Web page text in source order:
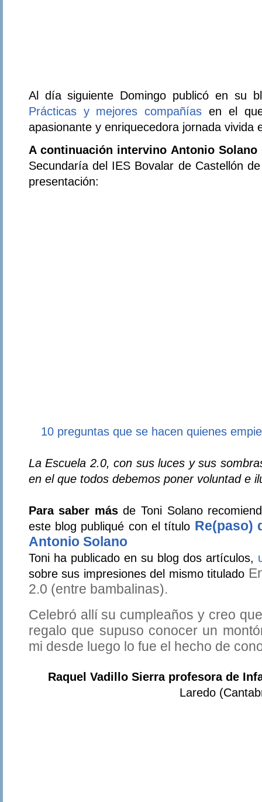
Al día siguiente Domingo publicó en su
Prácticas y mejores compañías en el
apasionante y enriquecedora jornada vivida
A continuación intervino Antonio
Secundaría del IES Bovalar de Castellón
presentación:
10 preguntas que se hacen quienes
La Escuela 2.0, con sus luces y sus
en el que todos debemos poner voluntad e
Para saber másde Toni Solano
este blog publiqué con el título Re(paso)
Antonio Solano
Toni ha publicado en su blog dos artículos,
sobre sus impresiones del mismo titulado
2.0 (entre bambalinas).
Celebró allí su cumpleaños y creo
regalo que supuso conocer un
mi desde luego lo fue el hecho de
Raquel Vadillo Sierra profesora de
Laredo